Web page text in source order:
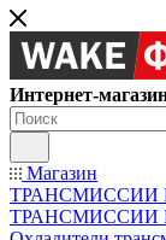
Интернет-
Магазин
ТРАНСМИССИИ
ТРАНСМИССИИ